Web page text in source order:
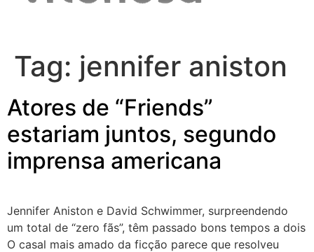
Tag: jennifer aniston
Atores de “Friends”
estariam juntos, segundo
imprensa americana
Jennifer Aniston e David Schwimmer, surpreendendo
um total de “zero fãs”, têm passado bons tempos a dois
O casal mais amado da ficção parece que resolveu